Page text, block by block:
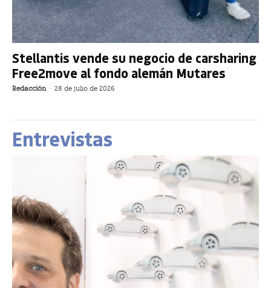
Stellantis vende su negocio de carsharing
Free2move al fondo alemán Mutares
Redacción - 28 de julio de 2026
Entrevistas